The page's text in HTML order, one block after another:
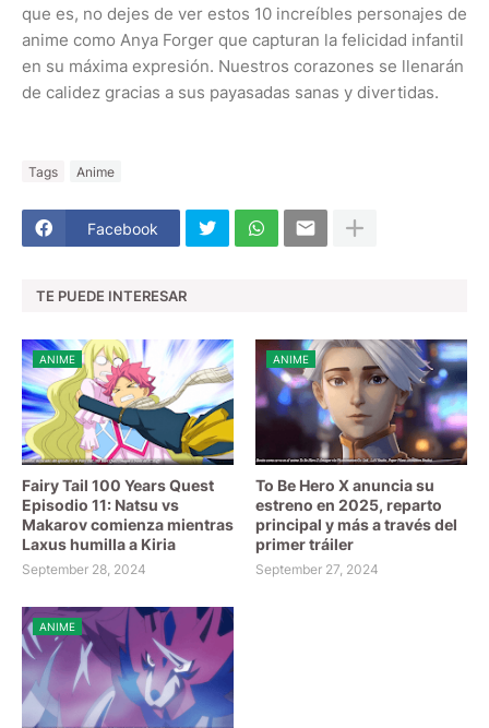
que es, no dejes de ver estos 10 increíbles personajes de
anime como Anya Forger que capturan la felicidad infantil
en su máxima expresión. Nuestros corazones se llenarán
de calidez gracias a sus payasadas sanas y divertidas.
Tags Anime
Facebook
TE PUEDE INTERESAR
ANIME
Fairy Tail 100 Years Quest
Episodio 11: Natsu vs
Makarov comienza mientras
Laxus humilla a Kiria
September 28, 2024
ANIME
To Be Hero X anuncia su
estreno en 2025, reparto
principal y más a través del
primer tráiler
September 27, 2024
ANIME